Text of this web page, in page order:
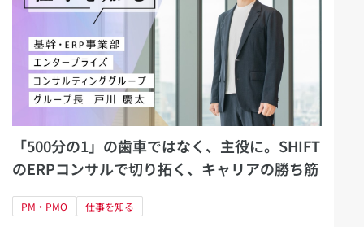
「500分の1」の歯車ではなく、主役に。SHIFT
のERPコンサルで切り拓く、キャリアの勝ち筋
PM・PMO 仕事を知る